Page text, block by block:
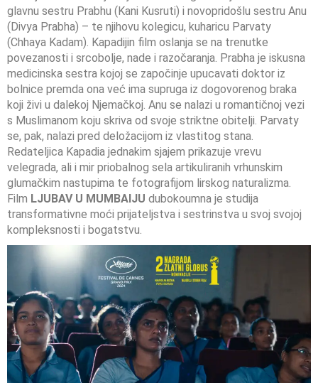
glavnu sestru Prabhu (Kani Kusruti) i novopridošlu sestru Anu
(Divya Prabha) – te njihovu kolegicu, kuharicu Parvaty
(Chhaya Kadam). Kapadijin film oslanja se na trenutke
povezanosti i srcobolje, nade i razočaranja. Prabha je iskusna
medicinska sestra kojoj se započinje upucavati doktor iz
bolnice premda ona već ima supruga iz dogovorenog braka
koji živi u dalekoj Njemačkoj. Anu se nalazi u romantičnoj vezi
s Muslimanom koju skriva od svoje striktne obitelji. Parvaty
se, pak, nalazi pred deložacijom iz vlastitog stana.
Redateljica Kapadia jednakim sjajem prikazuje vrevu
velegrada, ali i mir priobalnog sela artikuliranih vrhunskim
glumačkim nastupima te fotografijom lirskog naturalizma.
Film LJUBAV U MUMBAIJU dubokoumna je studija
transformativne moći prijateljstva i sestrinstva u svoj svojoj
kompleksnosti i bogatstvu.